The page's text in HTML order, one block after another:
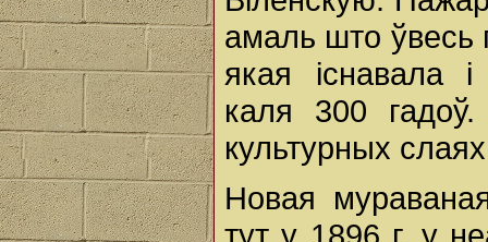
амаль што ўвесь
якая існавала
каля 300
культурных
Новая
тут у 1896 г. у